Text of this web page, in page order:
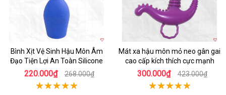
Bình Xịt Vệ Sinh Hậu Môn Âm
Đạo Tiện Lợi An Toàn Silicone
220.000₫ 268.000₫
Mát xa hậu môn mỏ neo gân gai
cao cấp kích thích cực mạnh
300.000₫ 423.000₫